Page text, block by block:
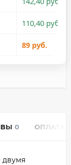
110,40 руб.
89 руб.
0 ОПЛАТА
двумя